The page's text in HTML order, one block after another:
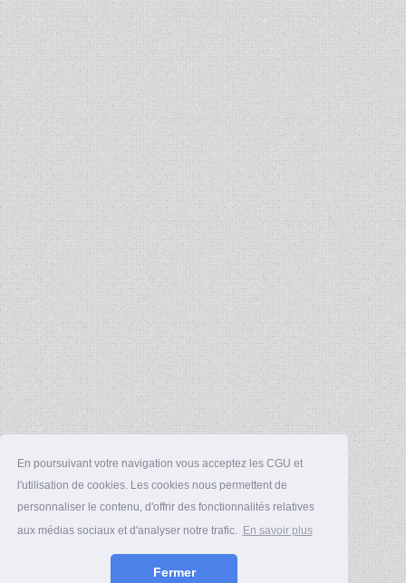
En poursuivant votre navigation vous acceptez les CGU et
l'utilisation de cookies. Les cookies nous permettent de
personnaliser le contenu, d'offrir des fonctionnalités relatives
aux médias sociaux et d'analyser notre trafic. En savoir plus
Fermer